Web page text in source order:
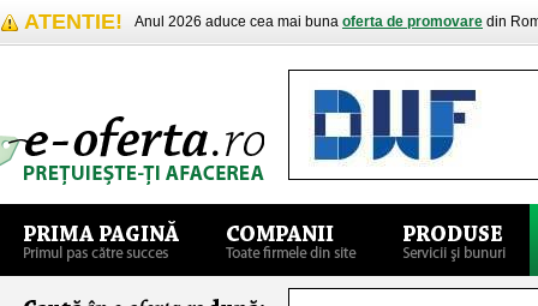
ATENTIE! Anul 2026 aduce cea mai buna oferta de promovare din